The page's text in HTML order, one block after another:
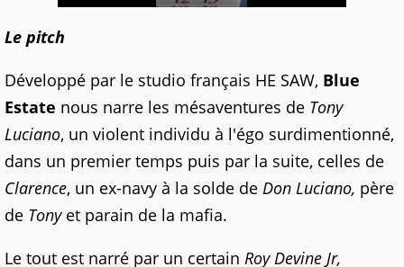
Le pitch
Développé par le studio français HE SAW, Blue
Estate nous narre les mésaventures de Tony
Luciano, un violent individu à l'égo surdimentionné,
dans un premier temps puis par la suite, celles de
Clarence, un ex-navy à la solde de Don Luciano, père
de Tonyet parain de la mafia.
Le tout est narré par un certain Roy Devine Jr,